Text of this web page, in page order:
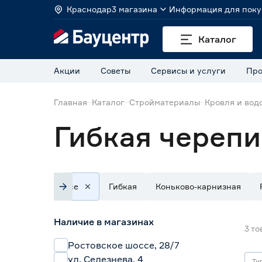
Краснодар3 магазина Информация для
Каталог
Акции Советы Сервисы и услуги
Главная Каталог Стройматериалы Кровля и
Гибкая
Все Гибкая Коньково-карнизная
Наличие в магазинах
Ростовское шоссе, 28/7
ул. Селезнева, 4
3